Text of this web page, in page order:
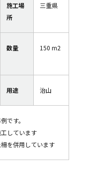
施工場
所
三重県
数量 150 m2
用途 治山
です。
しています
を併用しています